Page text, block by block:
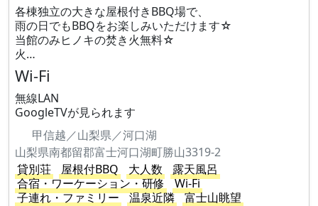
各棟独立の大きな屋根付きBBQ場で、
雨の日でもBBQをお楽しみいただけます☆
当館のみヒノキの焚き火無料☆
火…
Wi-Fi
無線LAN
GoogleTVが見られます
甲信越／山梨県／河口湖
山梨県南都留郡富士河口湖町勝山3319-2
貸別荘
屋根付BBQ 大人数
露天風呂
合宿・ワーケーション・研修
Wi-Fi
子連れ・ファミリー
温泉近隣
富士山眺望